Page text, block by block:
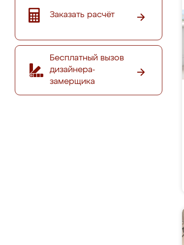
Заказать расчёт
Бесплатный вызов
дизайнера-
замерщика